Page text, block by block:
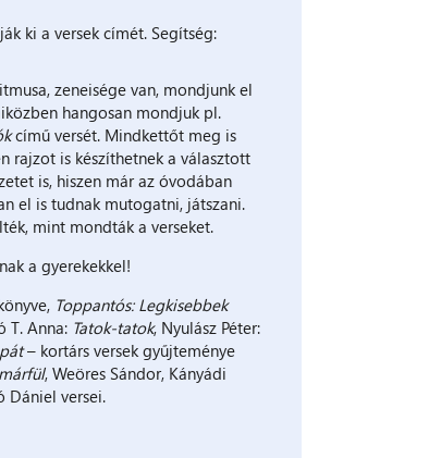
ki a versek címét. Segítség:
zeneisége van, mondjunk el
hangosan mondjuk pl.
című versét. Mindkettőt meg is
rajzot is készíthetnek a választott
is, hiszen már az óvodában
el is tudnak mutogatni, játszani.
mint mondták a verseket.
a gyerekekkel!
Toppantós: Legkisebbek
T. Anna: Tatok-tatok, Nyulász Péter:
– kortárs versek gyűjteménye
, Weöres Sándor, Kányádi
Dániel versei.